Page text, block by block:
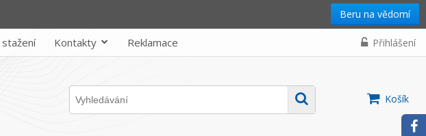
Beru na vědomí
stažení Kontakty Reklamace
Košík
Přihlášení